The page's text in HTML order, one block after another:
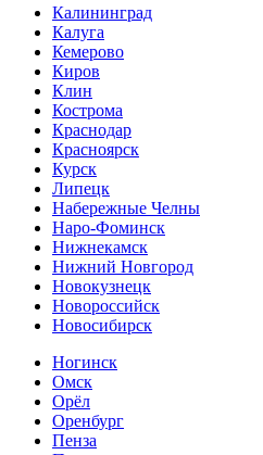
Калининград
Калуга
Кемерово
Киров
Клин
Кострома
Краснодар
Красноярск
Курск
Липецк
Набережные Челны
Наро-Фоминск
Нижнекамск
Нижний Новгород
Новокузнецк
Новороссийск
Новосибирск
Ногинск
Омск
Орёл
Оренбург
Пенза